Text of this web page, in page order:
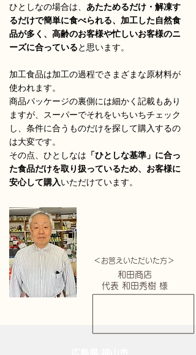
ひとしなの場合は、 あたためるだけ・解凍す
るだけで簡単に食べられる、加工した自然食
品が多く、高齢のお客様や忙しいお客様のニ
ーズに合っていると思います。
加工食品は加工の過程でさまざまな原材料が
使われます。
商品パッケージの裏側には細かく記載もあり
ますが、スーパーでそれをいちいちチェック
し、条件に合うものだけを探して購入するの
は大変です。
その点、ひとしなは 「ひとしな基準」に合っ
た食品だけを取り扱っているため、お客様に
安心して購入いただけています。
和田商店
代表 和田秀樹 様
＜お答えいただいた方＞